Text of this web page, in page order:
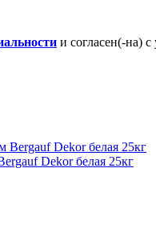
и согласен(-на)
Dekor белая 25кг